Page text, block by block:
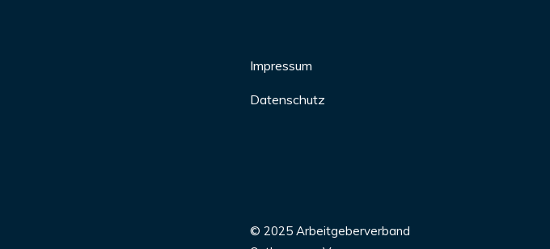
Impressum
Datenschutz
© 2025 Arbeitgeberverband